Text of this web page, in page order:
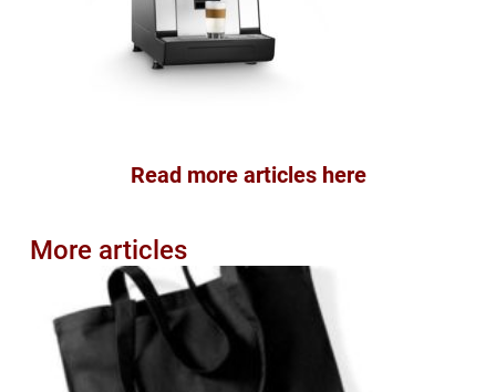
Read more articles here
More articles